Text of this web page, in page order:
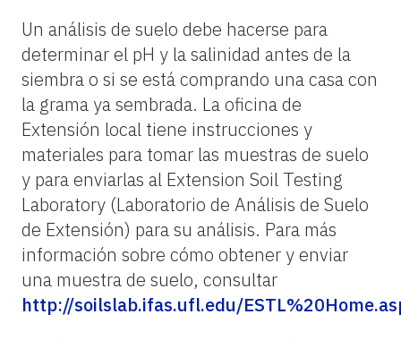
Un análisis de suelo debe hacerse para
determinar el pH y la salinidad antes de la
siembra o si se está comprando una casa con
la grama ya sembrada. La oficina de
Extensión local tiene instrucciones y
materiales para tomar las muestras de suelo
y para enviarlas al Extension Soil Testing
Laboratory (Laboratorio de Análisis de Suelo
de Extensión) para su análisis. Para más
información sobre cómo obtener y enviar
una muestra de suelo, consultar
http://soilslab.ifas.ufl.edu/